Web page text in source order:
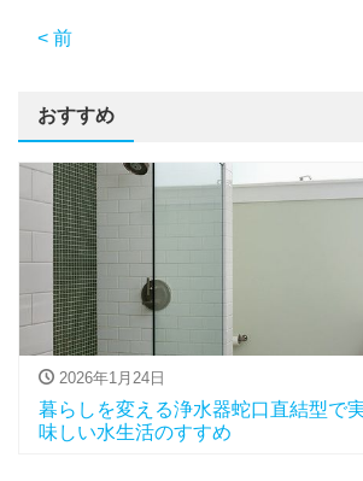
< 前
おすすめ
2026年1月24日
暮らしを変える浄水器蛇口直結型で
味しい水生活のすすめ